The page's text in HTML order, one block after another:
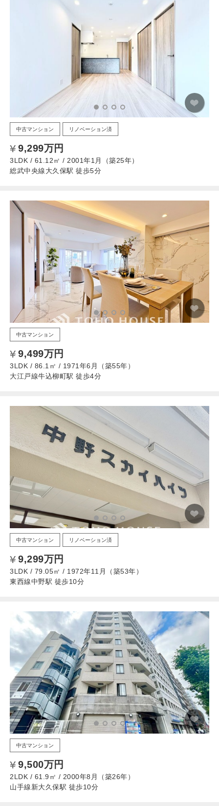
中古マンション リノベーション済
9,299万円
3LDK / 61.12㎡ / 2001年1月（築25年）
総武中央線大久保駅 徒歩5分
中古マンション
9,499万円
3LDK / 86.1㎡ / 1971年6月（築55年）
大江戸線牛込柳町駅 徒歩4分
中古マンション リノベーション済
9,299万円
3LDK / 79.05㎡ / 1972年11月（築53年）
東西線中野駅 徒歩10分
中古マンション
9,500万円
2LDK / 61.9㎡ / 2000年8月（築26年）
山手線新大久保駅 徒歩10分